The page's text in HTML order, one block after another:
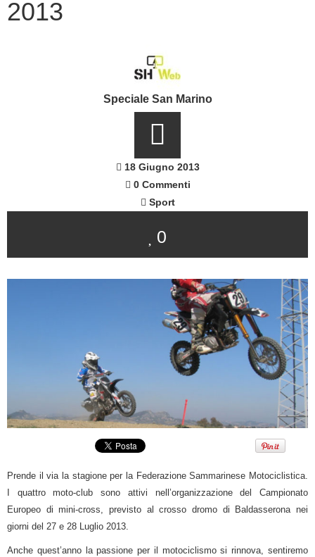
2013
Speciale San Marino
18 Giugno 2013
0 Commenti
Sport
0
Prende il via la stagione per la Federazione Sammarinese Motociclistica.
I quattro moto-club sono attivi nell’organizzazione del Campionato
Europeo di mini-cross, previsto al crosso dromo di Baldasserona nei
giorni del 27 e 28 Luglio 2013.
Anche quest’anno la passione per il motociclismo si rinnova, sentiremo